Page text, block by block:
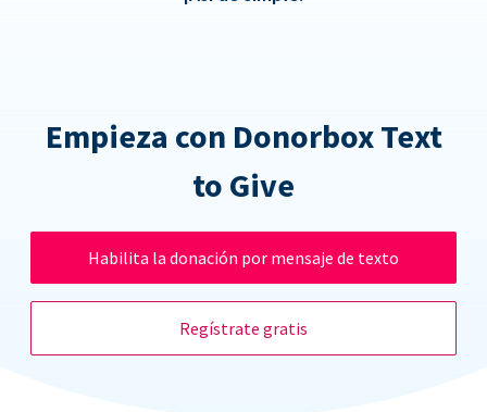
Empieza con Donorbox Text
to Give
Habilita la donación por mensaje de texto
Regístrate gratis